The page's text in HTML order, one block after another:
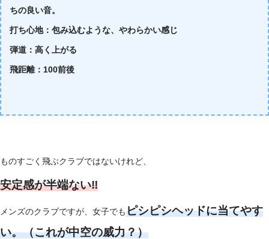
ちの良い音。
打ち心地：包み込むような、やわらかい感じ
弾道：高く上がる
飛距離：100前後
ものすごく飛ぶクラブではないけれど、
安定感が半端ない‼
メンズのクラブですが、女子でもピシピシヘッドに当てやす
い。（これが中空の威力？）